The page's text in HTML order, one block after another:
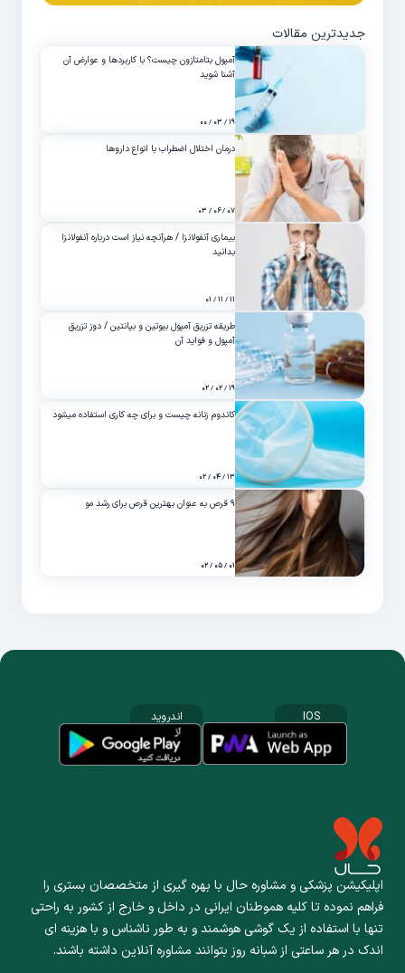
جدیدترین مقالات
آمپول بتامتازون چیست؟ با کاربردها و عوارض آن
آشنا شوید
۱۹ / ۰۳ / ۰۰
درمان اختلال اضطراب با انواع داروها
۰۷ / ۰۶ / ۰۳
بیماری آنفولانزا / هرآنچه نیاز است درباره آنفولانزا
بدانید
۱۱ / ۱۱ / ۰۱
طریقه تزریق آمپول بیوتین و بپانتین / دوز تزریق
آمپول و فواید آن
۱۹ / ۰۲ / ۰۲
کاندوم زنانه چیست و برای چه کاری استفاده میشود
۱۳ / ۰۴ / ۰۲
۹ قرص به عنوان بهترین قرص برای رشد مو
۰۱ / ۰۵ / ۰۲
اپلیکیشن پزشکی و مشاوره حال با بهره گیری از متخصصان بستری را
فراهم نموده تا کلیه هموطنان ایرانی در داخل و خارج از کشور به راحتی
تنها با استفاده از یک گوشی هوشمند و به طور ناشناس و با هزینه ای
اندک در هر ساعتی از شبانه روز بتوانند مشاوره آنلاین داشته باشند.
IOS اندروید